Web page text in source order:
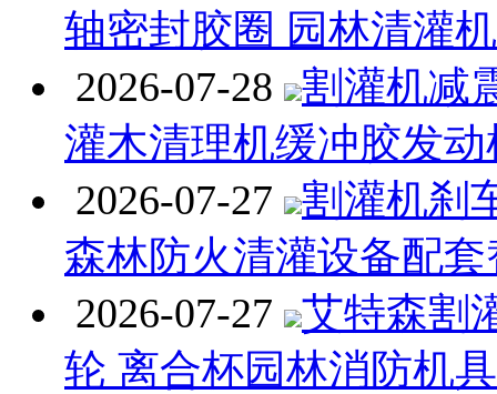
轴密封胶圈 园林清灌
2026-07-28
割灌机减
灌木清理机缓冲胶发
2026-07-27
割灌机刹
森林防火清灌设备配
2026-07-27
艾特森割
轮 离合杯园林消防机